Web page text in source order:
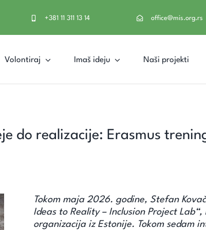
+381 11 311 13 14 office@mis.org.rs
Volontiraj Imaš ideju Naši projekti
do realizacije: Erasmus
Tokom maja 2026. godine, Stefan
Ideas to Reality – Inclusion Project
organizacija iz Estonije. Tokom sedam